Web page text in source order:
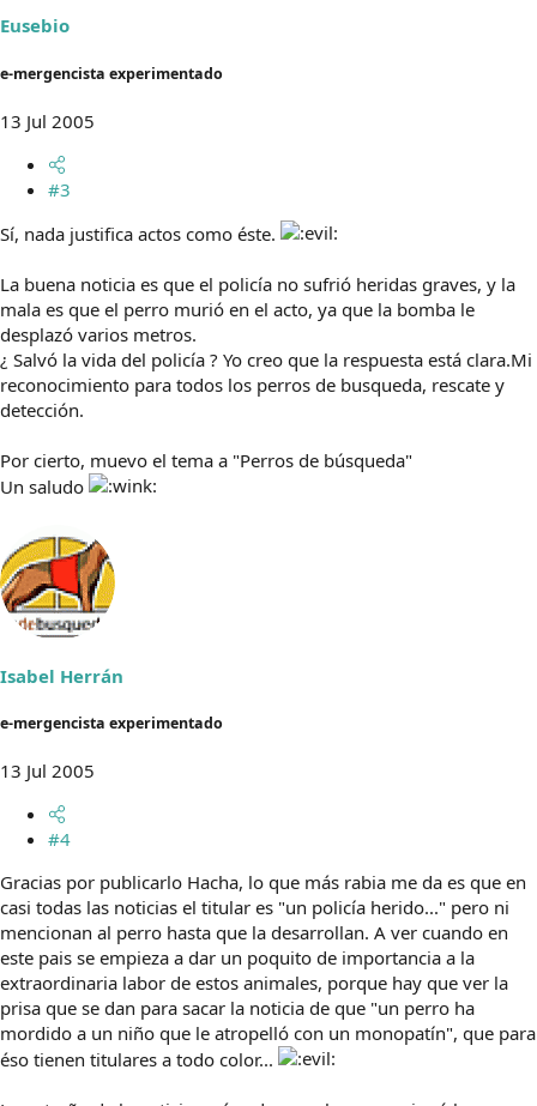
Eusebio
e-mergencista experimentado
13 Jul 2005
#3
Sí, nada justifica actos como éste.
La buena noticia es que el policía no sufrió heridas graves, y la
mala es que el perro murió en el acto, ya que la bomba le
desplazó varios metros.
¿ Salvó la vida del policía ? Yo creo que la respuesta está clara.Mi
reconocimiento para todos los perros de busqueda, rescate y
detección.
Por cierto, muevo el tema a "Perros de búsqueda"
Un saludo
Isabel Herrán
e-mergencista experimentado
13 Jul 2005
#4
Gracias por publicarlo Hacha, lo que más rabia me da es que en
casi todas las noticias el titular es "un policía herido..." pero ni
mencionan al perro hasta que la desarrollan. A ver cuando en
este pais se empieza a dar un poquito de importancia a la
extraordinaria labor de estos animales, porque hay que ver la
prisa que se dan para sacar la noticia de que "un perro ha
mordido a un niño que le atropelló con un monopatín", que para
éso tienen titulares a todo color...